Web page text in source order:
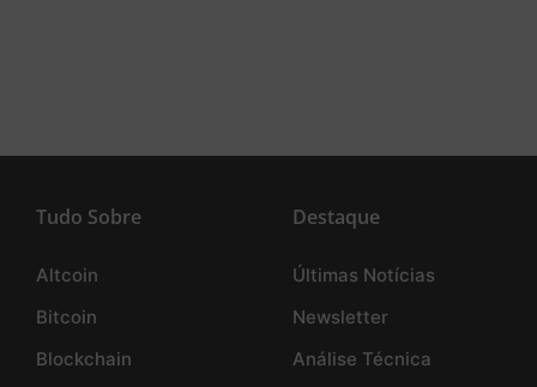
Tudo Sobre
Altcoin
Bitcoin
Blockchain
Destaque
Últimas Notícias
Newsletter
Análise Técnica